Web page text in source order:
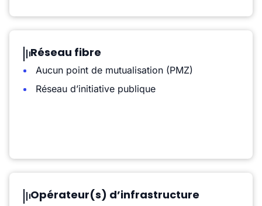
Réseau fibre
Aucun point de mutualisation (PMZ)
Réseau d’initiative publique
Opérateur(s) d’infrastructure